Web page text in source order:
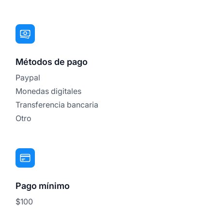
Métodos de pago
Paypal
Monedas digitales
Transferencia bancaria
Otro
Pago mínimo
$100